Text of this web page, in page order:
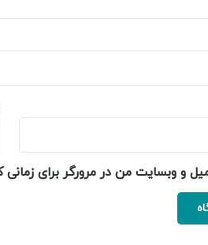
و وبسایت من در مرورگر برای